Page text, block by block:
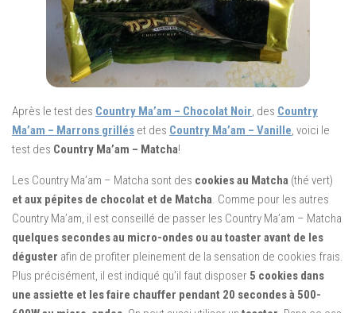
Après le test des Country Ma’am – Chocolat Noir , des Country
Ma’am – Marrons grillés et des Country Ma’am – Vanille , voici le
test des Country Ma’am – Matcha!
Les Country Ma’am – Matcha sont des cookies au Matcha (thé vert)
et aux pépites de chocolat et de Matcha . Comme pour les autres
Country Ma’am, il est conseillé de passer les Country Ma’am – Matcha
quelques secondes au micro-ondes ou au toaster avant de les
déguster afin de profiter pleinement de la sensation de cookies frais.
Plus précisément, il est indiqué qu’il faut disposer 5 cookies dans
une assiette et les faire chauffer pendant 20 secondes à 500-